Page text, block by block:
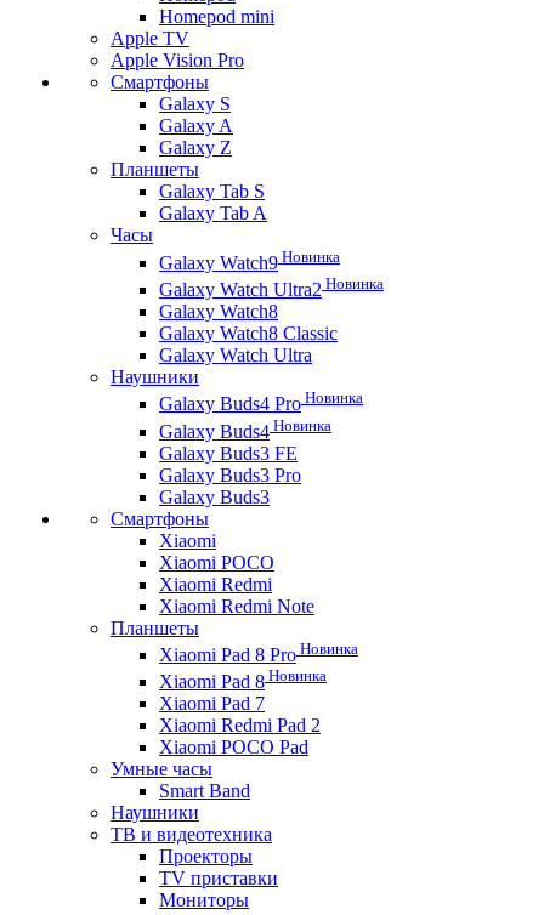
Homepod mini
Apple TV
Apple Vision Pro
Смартфоны
Galaxy S
Galaxy A
Galaxy Z
Планшеты
Galaxy Tab S
Galaxy Tab A
Часы
Galaxy Watch9 Новинка
Galaxy Watch Ultra2 Новинка
Galaxy Watch8
Galaxy Watch8 Classic
Galaxy Watch Ultra
Наушники
Galaxy Buds4 Pro Новинка
Galaxy Buds4 Новинка
Galaxy Buds3 FE
Galaxy Buds3 Pro
Galaxy Buds3
Смартфоны
Xiaomi
Xiaomi POCO
Xiaomi Redmi
Xiaomi Redmi Note
Планшеты
Xiaomi Pad 8 Pro Новинка
Xiaomi Pad 8 Новинка
Xiaomi Pad 7
Xiaomi Redmi Pad 2
Xiaomi POCO Pad
Умные часы
Smart Band
Наушники
ТВ и видеотехника
Проекторы
TV приставки
Мониторы